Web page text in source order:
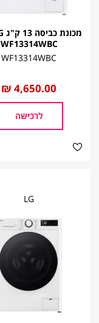
WF13314WBC
WF13314WBC
החל
מ
4,650.00 ₪
לרכישה
LG